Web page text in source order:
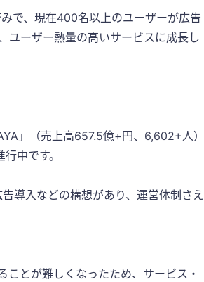
で、現在400名以上のユーザーが広告
ユーザー熱量の高いサービスに成長し
」（売上高657.5億+円、6,602+人）
中です。
導入などの構想があり、運営体制さえ
とが難しくなったため、サービス・